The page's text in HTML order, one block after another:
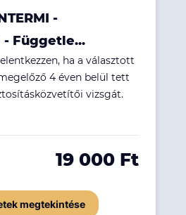
-
Függetle...
ha a választott
4 éven belül tett
vizsgát.
19 000 Ft
megtekintése